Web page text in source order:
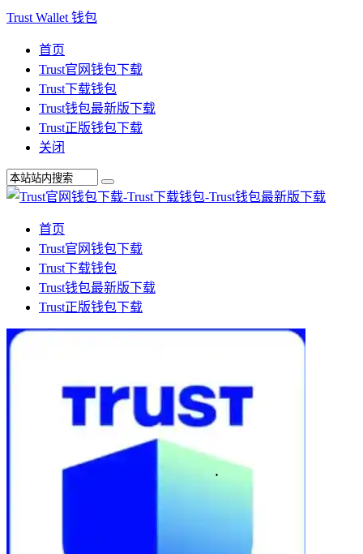
Trust Wallet 钱包
首页
Trust官网钱包下载
Trust下载钱包
Trust钱包最新版下载
Trust正版钱包下载
关闭
首页
Trust官网钱包下载
Trust下载钱包
Trust钱包最新版下载
Trust正版钱包下载